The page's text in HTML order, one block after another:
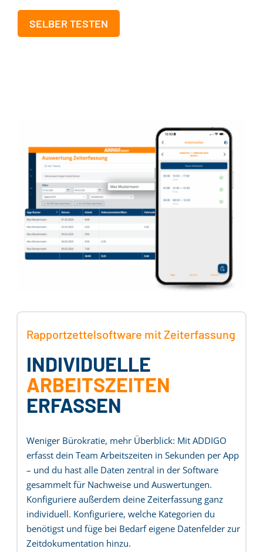
SELBER TESTEN
Rapportzettelsoftware mit Zeiterfassung
INDIVIDUELLE
ARBEITSZEITEN
ERFASSEN
Weniger Bürokratie, mehr Überblick: Mit ADDIGO
erfasst dein Team Arbeitszeiten in Sekunden per App
– und du hast alle Daten zentral in der Software
gesammelt für Nachweise und Auswertungen.
Konfiguriere außerdem deine Zeiterfassung ganz
individuell. Konfiguriere, welche Kategorien du
benötigst und füge bei Bedarf eigene Datenfelder zur
Zeitdokumentation hinzu.